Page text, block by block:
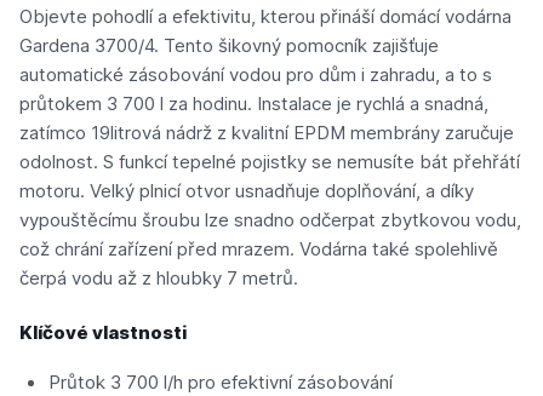
Objevte pohodlí a efektivitu, kterou přináší domácí vodárna
Gardena 3700/4. Tento šikovný pomocník zajišťuje
automatické zásobování vodou pro dům i zahradu, a to s
průtokem 3 700 l za hodinu. Instalace je rychlá a snadná,
zatímco 19litrová nádrž z kvalitní EPDM membrány zaručuje
odolnost. S funkcí tepelné pojistky se nemusíte bát přehřátí
motoru. Velký plnicí otvor usnadňuje doplňování, a díky
vypouštěcímu šroubu lze snadno odčerpat zbytkovou vodu,
což chrání zařízení před mrazem. Vodárna také spolehlivě
čerpá vodu až z hloubky 7 metrů.
Klíčové vlastnosti
Průtok 3 700 l/h pro efektivní zásobování